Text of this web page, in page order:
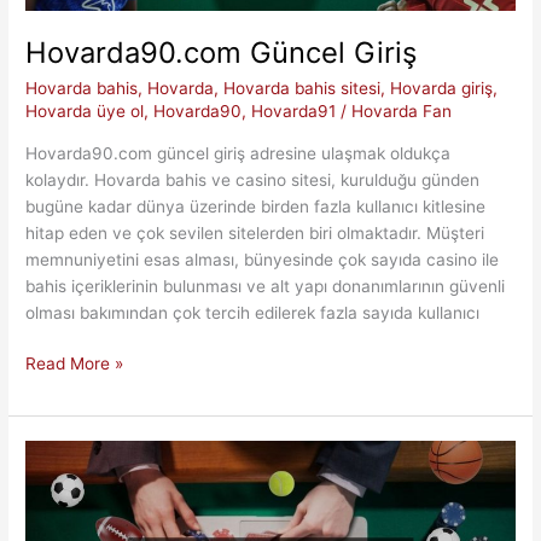
Hovarda90.com Güncel Giriş
Hovarda bahis, Hovarda, Hovarda bahis sitesi, Hovarda giriş,
Hovarda üye ol, Hovarda90, Hovarda91 / Hovarda Fan
Hovarda90.com güncel giriş adresine ulaşmak oldukça
kolaydır. Hovarda bahis ve casino sitesi, kurulduğu günden
bugüne kadar dünya üzerinde birden fazla kullanıcı kitlesine
hitap eden ve çok sevilen sitelerden biri olmaktadır. Müşteri
memnuniyetini esas alması, bünyesinde çok sayıda casino ile
bahis içeriklerinin bulunması ve alt yapı donanımlarının güvenli
olması bakımından çok tercih edilerek fazla sayıda kullanıcı
Hovarda90.com
Giriş
Read More »